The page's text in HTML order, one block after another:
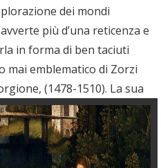
dei mondi
più d’una reticenza e
in forma di ben taciuti
mai emblematico di Zorzi
(1478-1510). La sua